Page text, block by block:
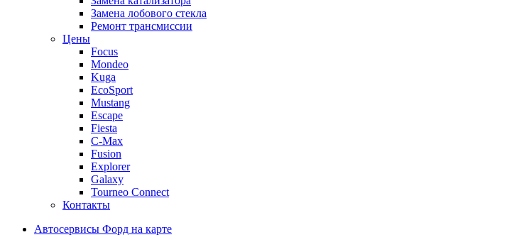
Замена лобового стекла
Ремонт трансмиссии
Цены
Focus
Mondeo
Kuga
EcoSport
Mustang
Escape
Fiesta
C-Max
Fusion
Explorer
Galaxy
Tourneo Connect
Контакты
Автосервисы Форд на карте